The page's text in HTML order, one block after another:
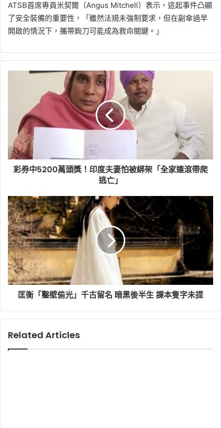
ATSB首席專員米契爾（Angus Mitchell）表示，這起事件凸顯
了安全裝備的重要性，「雖然法規未強制要求，但在副傘過早
開啟的情況下，攜帶鉤刀可能成為救命關鍵。」
彩券中5200萬頭獎！印度夫妻怕被綁架「全家連滾帶爬
逃亡」
匡衡「鑿壁偷光」千古留名 暗黑後半生 課本隻字未提
Related Articles